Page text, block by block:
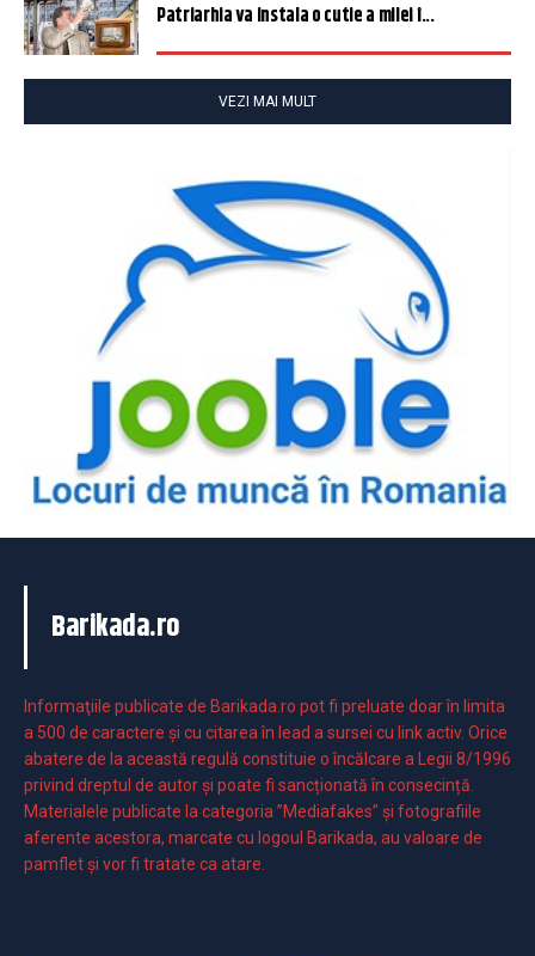
Patriarhia va instala o cutie a milei î...
VEZI MAI MULT
Barikada.ro
Informaţiile publicate de Barikada.ro pot fi preluate doar în limita
a 500 de caractere şi cu citarea în lead a sursei cu link activ. Orice
abatere de la această regulă constituie o încălcare a Legii 8/1996
privind dreptul de autor și poate fi sancționată în consecință.
Materialele publicate la categoria ”Mediafakes” și fotografiile
aferente acestora, marcate cu logoul Barikada, au valoare de
pamflet și vor fi tratate ca atare.